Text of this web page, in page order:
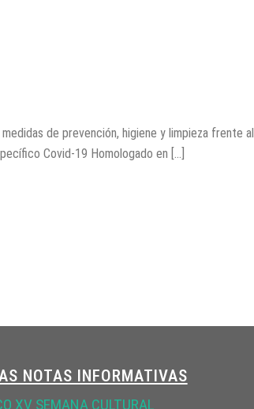
de prevención, higiene y limpieza frente al
Covid-19 Homologado en [...]
NOTAS INFORMATIVAS
XV SEMANA CULTURAL